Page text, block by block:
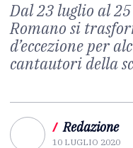
Dal 23 luglio al
Romano si
d’eccezione per
cantautori della
/ Redazione
10 LUGLIO 2020